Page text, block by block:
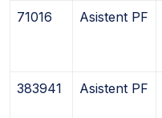
71016 Asistent PF
383941 Asistent PF